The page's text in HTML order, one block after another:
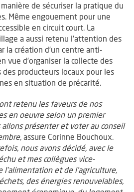
de sécuriser la pratique du
Même engouement pour une
en circuit court. La
a aussi retenu l’attention des
la création d’un centre anti-
vue d’organiser la collecte des
producteurs locaux pour les
en situation de précarité.
retenu les faveurs de nos
en oeuvre selon un premier
présenter et voter au conseil
assure Corinne Bouchoux.
nous avons décidé, avec le
et mes collègues vice-
l’alimentation et de l’agriculture,
des énergies renouvelables,